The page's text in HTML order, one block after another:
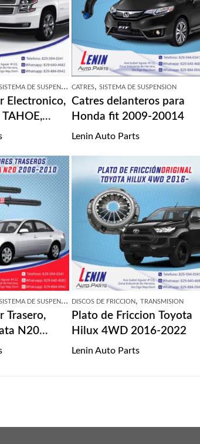
DE SUSPENSION
Electronico,
CATRES, SISTEMA DE SUSPENSION
Catres delanteros para
Honda fit 2009-20014
Lenin Auto Parts
DE SUSPENSION
Trasero,
N20
DISCOS DE FRICCION, TRANSMISION
Plato de Friccion Toyota
Hilux 4WD 2016-2022
Lenin Auto Parts